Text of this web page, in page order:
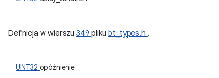
Definicja w wierszu 349 pliku bt_types.h .
UINT32 opóźnienie